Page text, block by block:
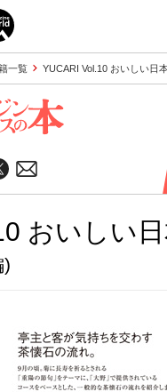
一覧 YUCARI Vol.10 おいしい日
おいしい
)